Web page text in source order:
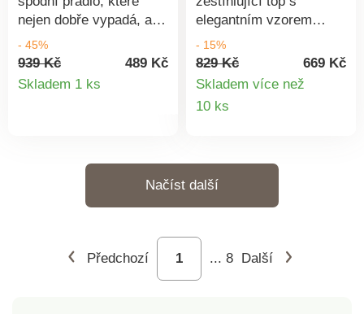
nejen dobře vypadá, ale
i rafinovaně ukrývá!
Hladký stretch materiál
s jemným krajkovým
s širokými ramínky a
vypracovanými košíčky.
- 45%
939 Kč
489 Kč
Skladem 1 ks
elegantním vzorem
arabesek dokonale
zformuje a opticky
zeštíhlí Vaši postavu o
velikost. Okouzlující
širokým a komfortním
ramínkům, která se
nezařezávají.
- 15%
829 Kč
669 Kč
Skladem více než
10 ks
Načíst další
Předchozí ... 8 Další